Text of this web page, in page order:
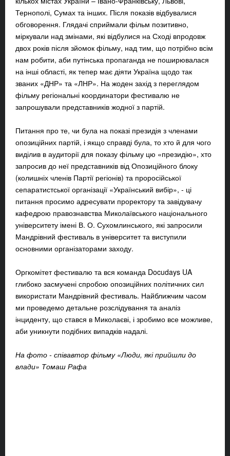
Тернополі, Сумах та інших. Після показів відбувалися
обговорення. Глядачі сприймали фільм позитивно,
міркували над змінами, які відбулися на Сході впродовж
двох років після зйомок фільму, над тим, що потрібно всім
нам робити, аби путінська пропаганда не поширювалася
на інші області, як тепер має діяти Україна щодо так
званих «ДНР» та «ЛНР». На жоден захід з переглядом
фільму регіональні координатори фестивалю не
запрошували представників жодної з партій.
Питання про те, чи була на показі президія з членами
опозиційних партій, і якщо справді була, то хто й для чого
виділив в аудиторії для показу фільму цю «президію», хто
запросив до неї представників від Опозиційного блоку
(колишніх членів Партії регіонів) та проросійської
сепаратистської організації «Український вибір», - ці
питання просимо адресувати проректору та завідувачу
кафедрою правознавства Миколаївського національного
університету імені В. О. Сухомлинського, які запросили
Мандрівний фестиваль в університет та виступили
основними організаторами заходу.
Оргкомітет фестивалю та вся команда Docudays UA
глибоко засмучені спробою опозиційних політичних сил
використати Мандрівний фестиваль. Найближчим часом
ми проведемо детальне розслідування та аналіз
інциденту, що стався в Миколаєві, і зробимо все можливе,
аби уникнути подібних випадків надалі.
На фото - співавтор фільму «Люди, які прийшли до
влади» Томаш Рафа